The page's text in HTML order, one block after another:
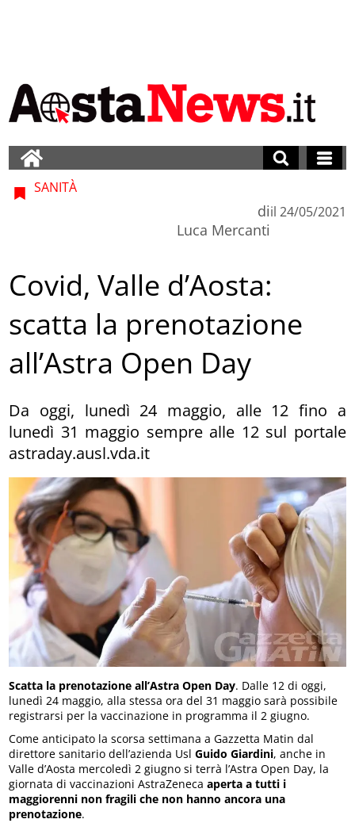
SANITÀ
di
Luca Mercanti
il 24/05/2021
Covid, Valle d’Aosta:
scatta la prenotazione
all’Astra Open Day
Da oggi, lunedì 24 maggio, alle 12 fino a
lunedì 31 maggio sempre alle 12 sul portale
astraday.ausl.vda.it
Scatta la prenotazione all’Astra Open Day. Dalle 12 di oggi,
lunedì 24 maggio, alla stessa ora del 31 maggio sarà possibile
registrarsi per la vaccinazione in programma il 2 giugno.
Come anticipato la scorsa settimana a Gazzetta Matin dal
direttore sanitario dell’azienda UslGuido Giardini, anche in
Valle d’Aosta mercoledì 2 giugno si terrà l’Astra Open Day, la
giornata di vaccinazioni AstraZenecaaperta a tutti i
maggiorenni non fragili che non hanno ancora una
prenotazione.